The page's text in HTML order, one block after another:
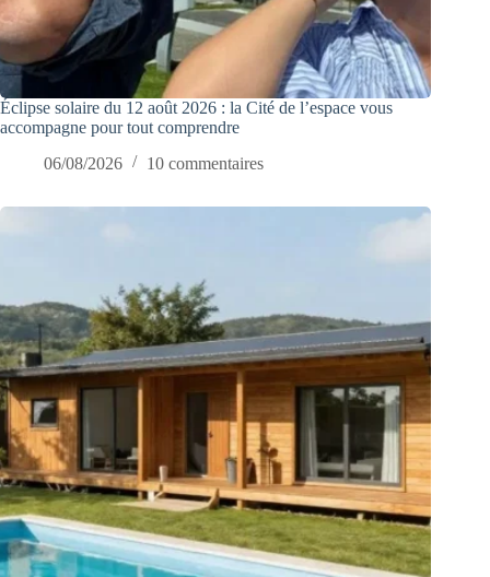
Éclipse solaire du 12 août 2026 : la Cité de l’espace vous
accompagne pour tout comprendre
06/08/2026
10 commentaires